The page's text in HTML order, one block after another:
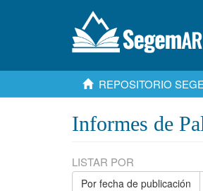
REPOSITORIO
Informes de
LISTAR POR
Por fecha de publicación